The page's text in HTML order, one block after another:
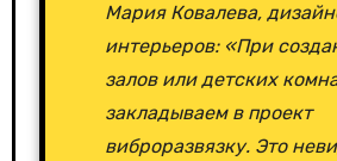
Мария Ковалева,
интерьеров: «При
залов или детских
закладываем в проект
виброразвязку. Это